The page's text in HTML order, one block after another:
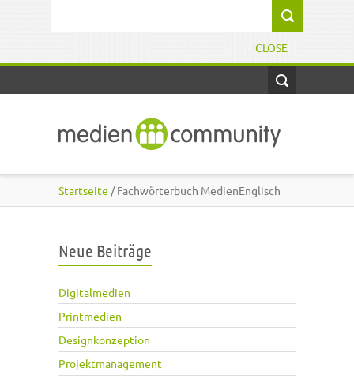
CLOSE
Startseite / Fachwörterbuch MedienEnglisch
Neue Beiträge
Digitalmedien
Printmedien
Designkonzeption
Projektmanagement